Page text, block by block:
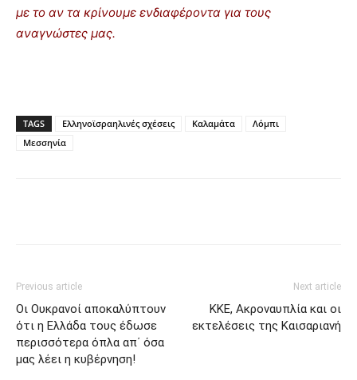
με το αν τα κρίνουμε ενδιαφέροντα για τους
αναγνώστες μας.
TAGS Ελληνοϊσραηλινές σχέσεις Καλαμάτα
Λόμπι
Μεσσηνία
Previous article
Οι Ουκρανοί αποκαλύπτουν
ότι η Ελλάδα τους έδωσε
περισσότερα όπλα απ΄ όσα
μας λέει η κυβέρνηση!
Next article
ΚΚΕ, Ακροναυπλία και οι
εκτελέσεις της Καισαριανή